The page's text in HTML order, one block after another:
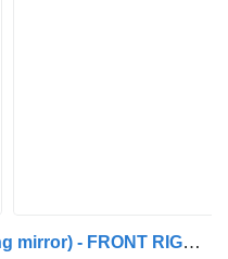
DAF Exterior Door mirror (wing mirror) - FRONT RIGHT sidespejl til DAF LF lastbil